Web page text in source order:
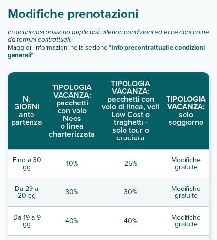
Modifiche prenotazioni
In alcuni casi possono applicarsi ulteriori condizioni ed eccezioni come
da termini contrattuali.
Maggiori informazioni nella sezione "Info precontrattuali e condizioni
generali"
N.
GIORNI
ante
partenza
TIPOLOGIA
VACANZA:
pacchetti
con volo
Neos
o linea
charterizzata
TIPOLOGIA
VACANZA:
pacchetti con
volo di linea, voli
Low Cost o
traghetti -
solo tour o
crociera
TIPOLOGIA
VACANZA:
solo
soggiorno
Fino a 30
gg 10% 25% Modifiche
gratuite
Da 29 a
20 gg 30% 30% Modifiche
gratuite
Da 19 a 9
gg 40% 40% Modifiche
gratuite